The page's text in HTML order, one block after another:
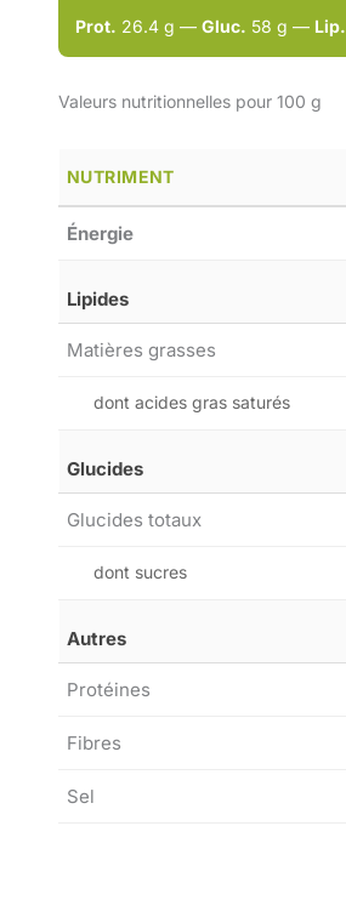
Prot. 26.4 g — Gluc. 58 g — Lip.
Valeurs nutritionnelles pour 100 g
NUTRIMENT
Énergie
Lipides
Matières grasses
dont acides gras saturés
Glucides
Glucides totaux
dont sucres
Autres
Protéines
Fibres
Sel